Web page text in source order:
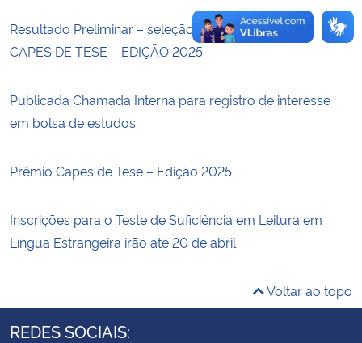
Resultado Preliminar – seleção interna ao PRÊMIO
CAPES DE TESE – EDIÇÃO 2025
Publicada Chamada Interna para registro de interesse
em bolsa de estudos
Prêmio Capes de Tese – Edição 2025
Inscrições para o Teste de Suficiência em Leitura em
Língua Estrangeira irão até 20 de abril
Voltar ao topo
REDES SOCIAIS: